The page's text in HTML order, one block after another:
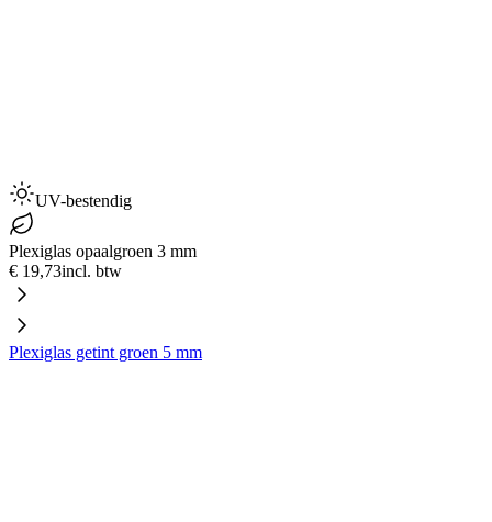
UV-bestendig
Plexiglas opaalgroen 3 mm
€ 19,73incl. btw
Plexiglas getint groen 5 mm